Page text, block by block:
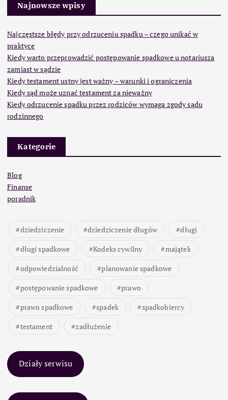
Najnowsze wpisy
Najczęstsze błędy przy odrzuceniu spadku – czego unikać w
praktyce
Kiedy warto przeprowadzić postępowanie spadkowe u notariusza
zamiast w sądzie
Kiedy testament ustny jest ważny – warunki i ograniczenia
Kiedy sąd może uznać testament za nieważny
Kiedy odrzucenie spadku przez rodziców wymaga zgody sądu
rodzinnego
Kategorie
Blog
Finanse
poradnik
dziedziczenie dziedziczenie długów
długi
długi spadkowe
Kodeks cywilny
majątek
odpowiedzialność
planowanie spadkowe
postępowanie spadkowe
prawo
prawo spadkowe
spadek
spadkobiercy
testament
zadłużenie
Działy serwisu